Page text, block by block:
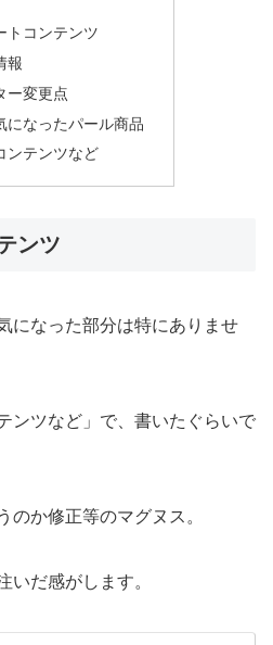
トコンテンツ
報
ー変更点
になったパール商品
ンテンツなど
ンツ
になった部分は特にありませ
ンツなど」で、書いたぐらいで
のか修正等のマグヌス。
いだ感がします。